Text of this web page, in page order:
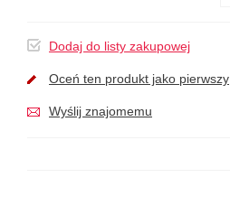
Dodaj do listy zakupowej
Oceń ten produkt jako pierwszy
Wyślij znajomemu